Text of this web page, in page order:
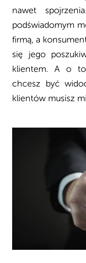
nawet
podświadomym
firmą, a
się jego
klientem. A o
chcesz być
klientów musisz